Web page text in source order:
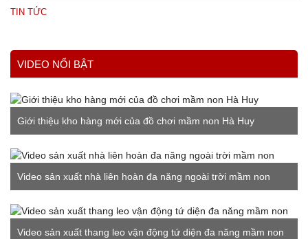
TIN TỨC
VIDEO NỔI BẬT
Giới thiệu kho hàng mới của đồ chơi mầm non Hà Huy
Video sản xuất nhà liên hoàn đa năng ngoài trời mầm non
Video sản xuất thang leo vận động tứ diện đa năng mầm non